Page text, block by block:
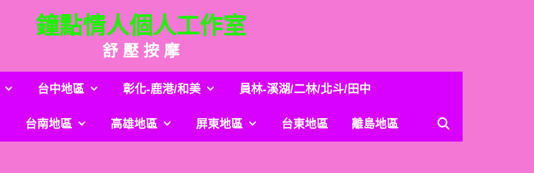
鐘點情人個人工作室
舒 壓 按 摩
台中地區 彰化-鹿港/和美 員林-溪湖/二林/北斗/田中
台南地區 高雄地區 屏東地區 台東地區 離島地區